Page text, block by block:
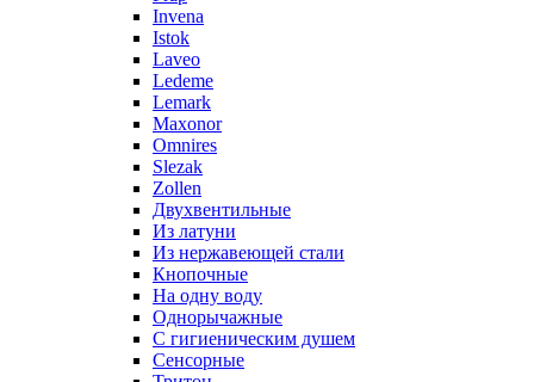
Invena
Istok
Laveo
Ledeme
Lemark
Maxonor
Omnires
Slezak
Zollen
Двухвентильные
Из латуни
Из нержавеющей стали
Кнопочные
На одну воду
Однорычажные
С гигиеническим душем
Сенсорные